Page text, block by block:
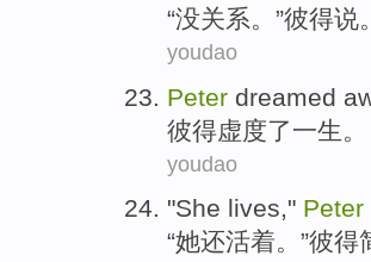
“没关系。”彼得说。
youdao
Peter dreamed
彼得虚度了一生 。
youdao
"She lives," Peter
“她还活着。”彼得